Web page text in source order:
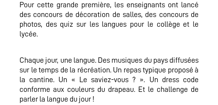
Pour cette grande première, les enseignants ont lancé
des concours de décoration de salles, des concours de
photos, des quiz sur les langues pour le collège et le
lycée.
Chaque jour, une langue. Des musiques du pays diffusées
sur le temps de la récréation. Un repas typique proposé à
la cantine. Un « Le saviez-vous ? ». Un dress code
conforme aux couleurs du drapeau. Et le challenge de
parler la langue du jour !